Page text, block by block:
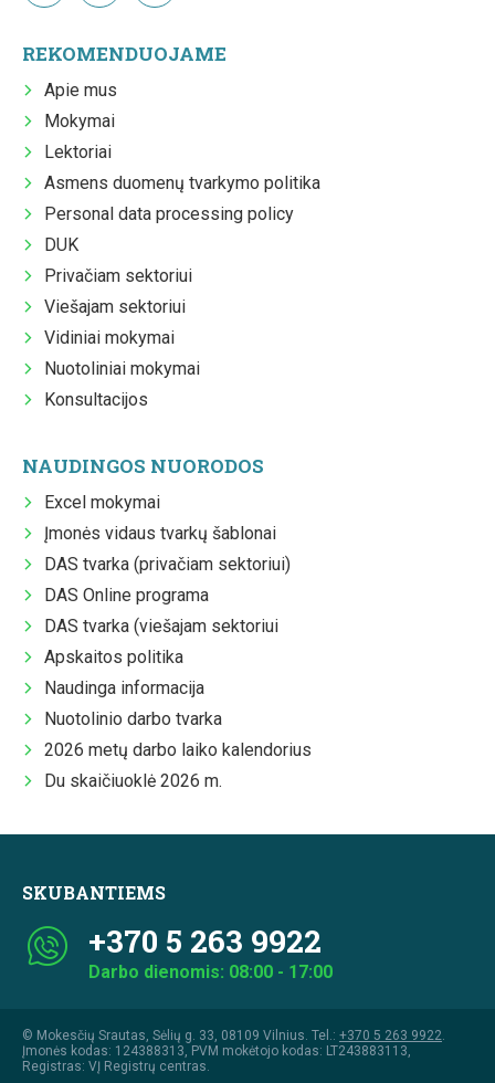
REKOMENDUOJAME
Apie mus
Mokymai
Lektoriai
Asmens duomenų tvarkymo politika
Personal data processing policy
DUK
Privačiam sektoriui
Viešajam sektoriui
Vidiniai mokymai
Nuotoliniai mokymai
Konsultacijos
NAUDINGOS NUORODOS
Excel mokymai
Įmonės vidaus tvarkų šablonai
DAS tvarka (privačiam sektoriui)
DAS Online programa
DAS tvarka (viešajam sektoriui
Apskaitos politika
Naudinga informacija
Nuotolinio darbo tvarka
2026 metų darbo laiko kalendorius
Du skaičiuoklė 2026 m.
SKUBANTIEMS
+370 5 263 9922
Darbo dienomis: 08:00 - 17:00
© Mokesčių Srautas, Sėlių g. 33, 08109 Vilnius. Tel.: +370 5 263 9922
Įmonės kodas: 124388313, PVM mokėtojo kodas: LT243883113,
Registras: VĮ Registrų centras.